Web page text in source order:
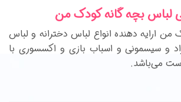
لباس بچه گانه کودک من
ارایه دهنده انواع لباس دخترانه و لباس
و سیسمونی و اسباب بازی و اکسسوری با
می‌باشد.